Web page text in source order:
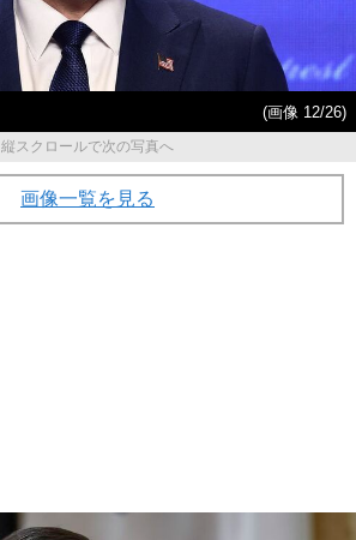
(画像 12/26)
縦スクロールで次の写真へ
画像一覧を見る